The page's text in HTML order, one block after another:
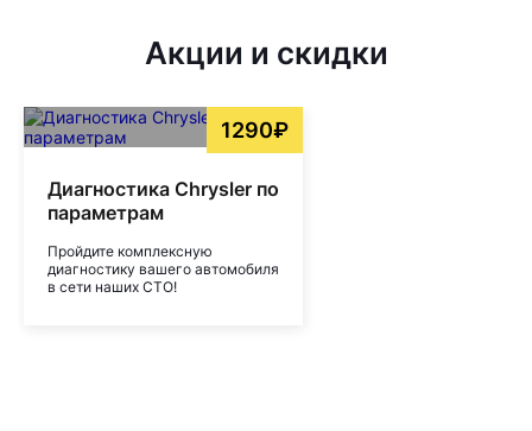
Акции и скидки
1290₽
Диагностика Chrysler по
параметрам
Пройдите комплексную
диагностику вашего автомобиля
в сети наших СТО!